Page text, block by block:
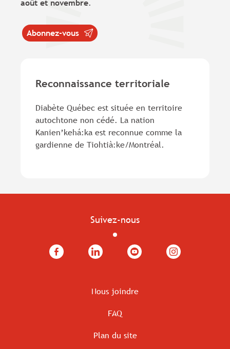
août et novembre.
Abonnez-vous
Reconnaissance territoriale
Diabète Québec est située en territoire
autochtone non cédé. La nation
Kanien’kehá:ka est reconnue comme la
gardienne de Tiohtià:ke/Montréal.
Suivez-nous
Facebook LinkedIn YouTube Instagram
Nous joindre
FAQ
Plan du site